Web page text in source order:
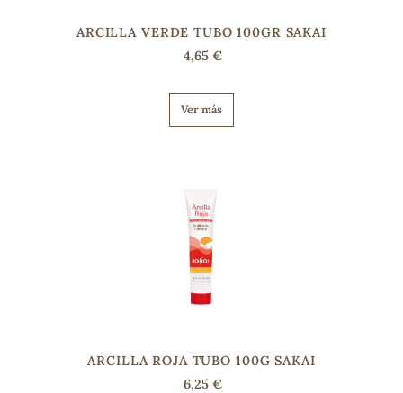
ARCILLA VERDE TUBO 100GR SAKAI
4,65 €
Ver más
ARCILLA ROJA TUBO 100G SAKAI
6,25 €